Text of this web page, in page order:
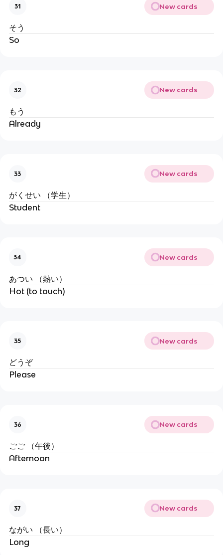
31 New cards
そう
So
32 New cards
もう
Already
33 New cards
がくせい （学生）
Student
34 New cards
あつい （熱い）
Hot (to touch)
35 New cards
どうぞ
Please
36 New cards
ごご （午後）
Afternoon
37 New cards
ながい （長い）
Long